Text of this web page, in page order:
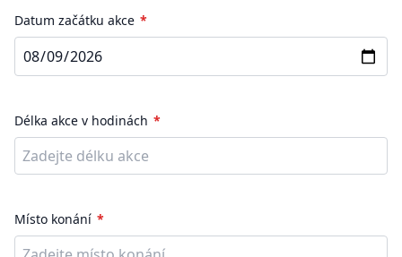
Datum začátku akce
Délka akce v hodinách
Místo konání